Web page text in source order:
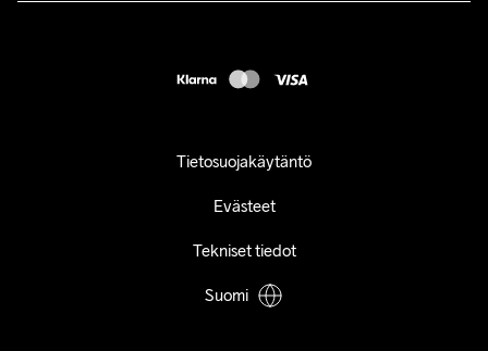
Tietosuojakäytäntö
Evästeet
Tekniset tiedot
Suomi